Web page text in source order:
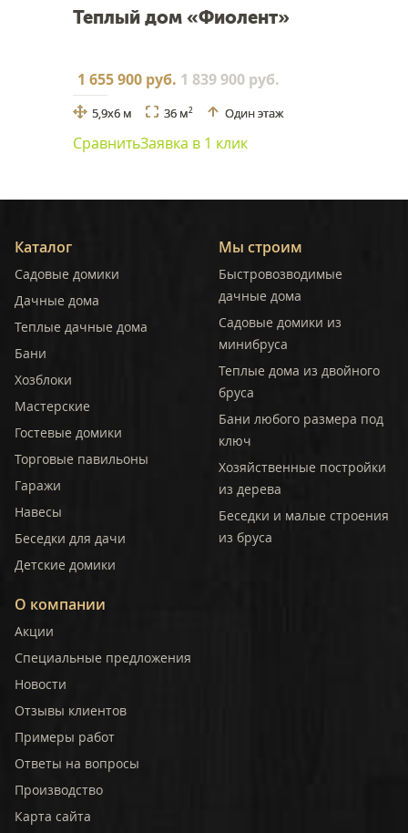
Теплый дом «Фиолент»
1 655 900 руб. 1 839 900 руб.
5,9x6 м 36 м2 Один этаж
СравнитьЗаявка в 1 клик
Каталог
Садовые домики
Дачные дома
Теплые дачные дома
Бани
Хозблоки
Мастерские
Гостевые домики
Торговые павильоны
Гаражи
Навесы
Беседки для дачи
Детские домики
Мы строим
Быстровозводимые
дачные дома
Садовые домики из
минибруса
Теплые дома из двойного
бруса
Бани любого размера под
ключ
Хозяйственные постройки
из дерева
Беседки и малые строения
из бруса
О компании
Акции
Специальные предложения
Новости
Отзывы клиентов
Примеры работ
Ответы на вопросы
Производство
Карта сайта